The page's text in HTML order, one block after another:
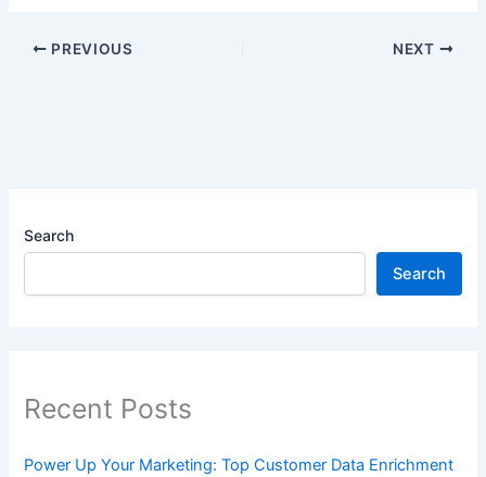
PREVIOUS NEXT
Search
Search
Recent Posts
Power Up Your Marketing: Top Customer Data Enrichment